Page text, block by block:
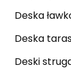
Deska
Deska
Deski